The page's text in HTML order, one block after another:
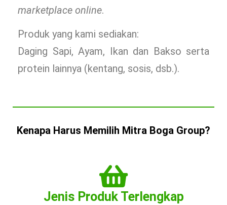
marketplace online.
Produk yang kami sediakan:
Daging Sapi, Ayam, Ikan dan Bakso serta
protein lainnya (kentang, sosis, dsb.).
Kenapa Harus Memilih Mitra Boga Group?
Jenis Produk Terlengkap